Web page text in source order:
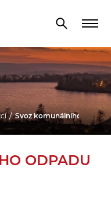
Svoz komunálního odpadu
ODPADU